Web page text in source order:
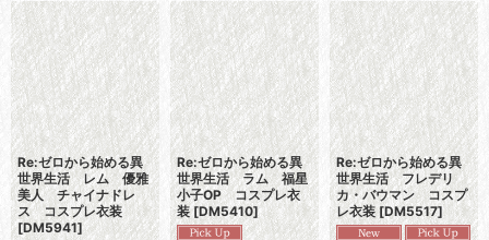
Re:ゼロから始める異
世界生活 レム 優雅
美人 チャイナドレ
ス コスプレ衣装
[DM5941]
Re:ゼロから始める異
世界生活 ラム 福星
小子OP コスプレ衣
装 [DM5410]
Re:ゼロから始める異
世界生活 フレデリ
カ・バウマン コスプ
レ衣装 [DM5517]